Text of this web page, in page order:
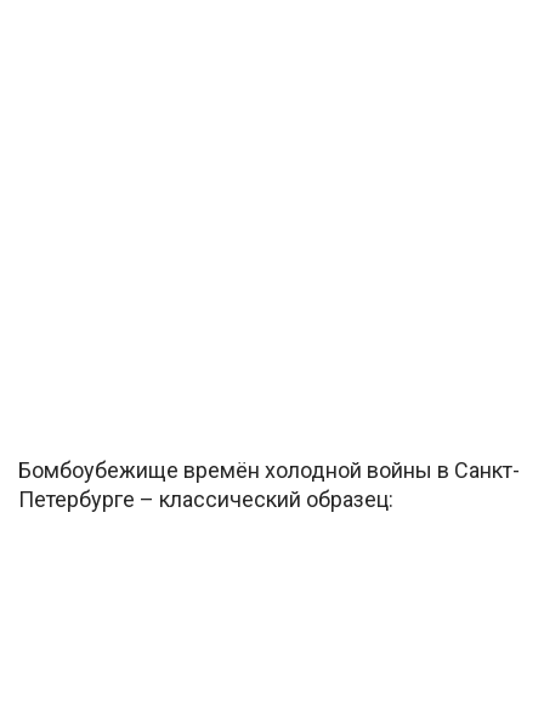
Бомбоубежище времён холодной войны в Санкт-
Петербурге – классический образец: